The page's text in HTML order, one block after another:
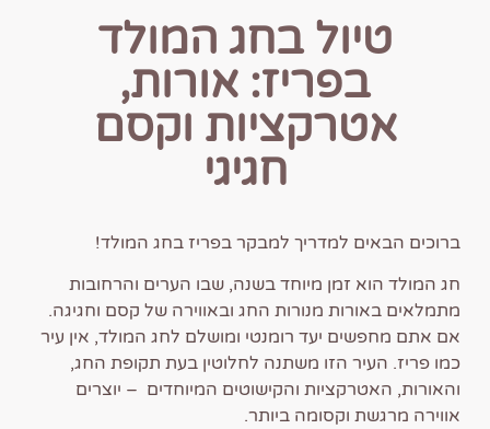
טיול בחג המולד
בפריז: אורות,
אטרקציות וקסם
חגיגי
ברוכים הבאים למדריך למבקר בפריז בחג המולד!
חג המולד הוא זמן מיוחד בשנה, שבו הערים והרחובות
מתמלאים באורות מנורות החג ובאווירה של קסם וחגיגה.
אם אתם מחפשים יעד רומנטי ומושלם לחג המולד, אין עיר
כמו פריז. העיר הזו משתנה לחלוטין בעת תקופת החג,
והאורות, האטרקציות והקישוטים המיוחדים – יוצרים
אווירה מרגשת וקסומה ביותר.